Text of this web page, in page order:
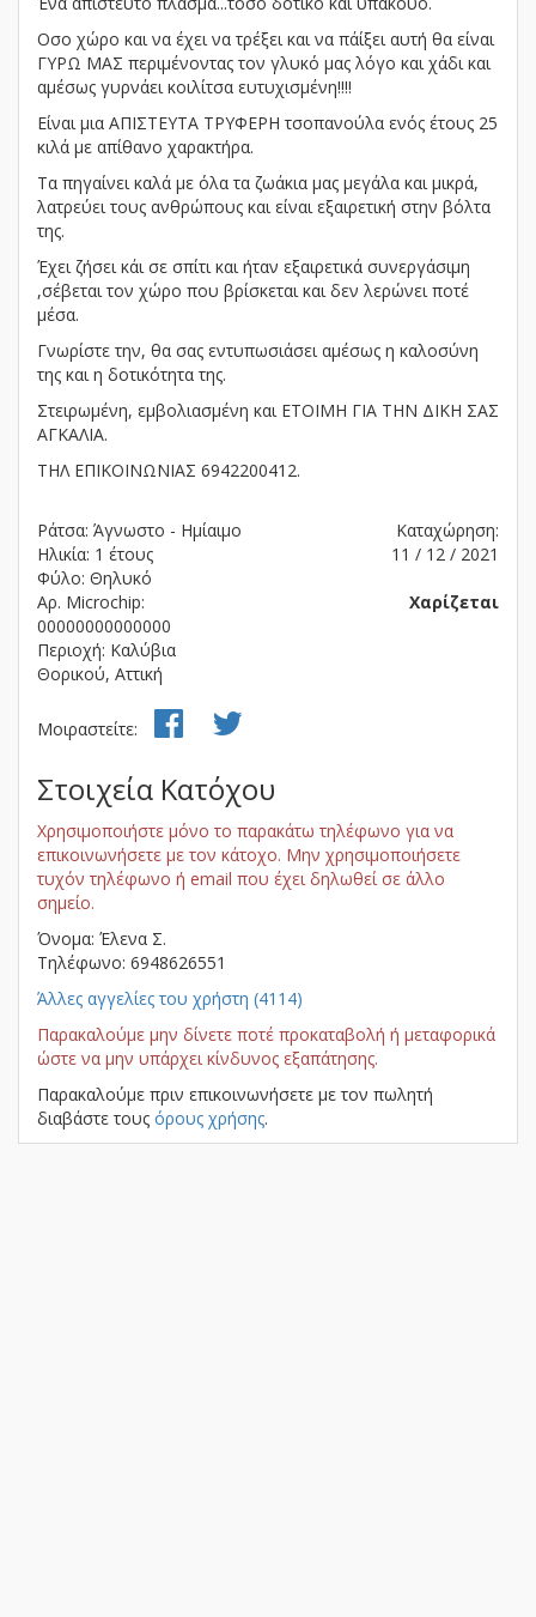
Οσο χώρο και να έχει να τρέξει και να πάίξει αυτή θα είναι
ΓΥΡΩ ΜΑΣ περιμένοντας τον γλυκό μας λόγο και χάδι και
αμέσως γυρνάει κοιλίτσα ευτυχισμένη!!!!
Είναι μια ΑΠΙΣΤΕΥΤΑ ΤΡΥΦΕΡΗ τσοπανούλα ενός έτους 25
κιλά με απίθανο χαρακτήρα.
Τα πηγαίνει καλά με όλα τα ζωάκια μας μεγάλα και μικρά,
λατρεύει τους ανθρώπους και είναι εξαιρετική στην βόλτα
της.
Έχει ζήσει κάι σε σπίτι και ήταν εξαιρετικά συνεργάσιμη
,σέβεται τον χώρο που βρίσκεται και δεν λερώνει ποτέ
μέσα.
Γνωρίστε την, θα σας εντυπωσιάσει αμέσως η καλοσύνη
της και η δοτικότητα της.
Στειρωμένη, εμβολιασμένη και ΕΤΟΙΜΗ ΓΙΑ ΤΗΝ ΔΙΚΗ ΣΑΣ
ΑΓΚΑΛΙΑ.
ΤΗΛ ΕΠΙΚΟΙΝΩΝΙΑΣ 6942200412.
Ράτσα: Άγνωστο - Ημίαιμο
Ηλικία: 1 έτους
Φύλο: Θηλυκό
Αρ. Microchip:
00000000000000
Περιοχή: Καλύβια
Θορικού, Αττική
Καταχώρηση:
11 / 12 / 2021
Χαρίζεται
Μοιραστείτε:
Στοιχεία Κατόχου
Χρησιμοποιήστε μόνο το παρακάτω τηλέφωνο για να
επικοινωνήσετε με τον κάτοχο. Μην χρησιμοποιήσετε
τυχόν τηλέφωνο ή email που έχει δηλωθεί σε άλλο
σημείο.
Όνομα: Έλενα Σ.
Τηλέφωνο: 6948626551
Άλλες αγγελίες του χρήστη (4114)
Παρακαλούμε μην δίνετε ποτέ προκαταβολή ή μεταφορικά
ώστε να μην υπάρχει κίνδυνος εξαπάτησης.
Παρακαλούμε πριν επικοινωνήσετε με τον πωλητή
διαβάστε τους όρους χρήσης.